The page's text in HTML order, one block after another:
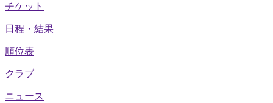
チケット
日程・結果
順位表
クラブ
ニュース